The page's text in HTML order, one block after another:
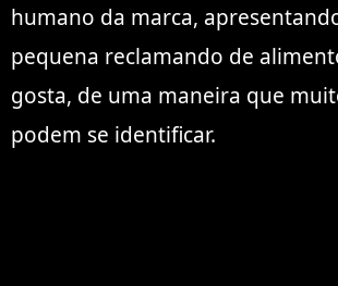
humano da marca,
pequena reclamando de
gosta, de uma maneira que
podem se identificar.